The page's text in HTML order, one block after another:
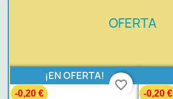
OFERTA
¡EN OFERTA!
-0,20 €
favorite_border
-0,20 €